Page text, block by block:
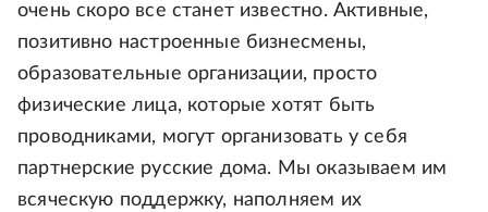
очень скоро все станет известно. Активные,
позитивно настроенные бизнесмены,
образовательные организации, просто
физические лица, которые хотят быть
проводниками, могут организовать у себя
партнерские русские дома. Мы оказываем им
всяческую поддержку, наполняем их